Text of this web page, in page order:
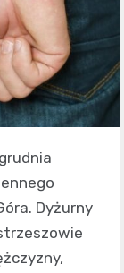
Dyżurny